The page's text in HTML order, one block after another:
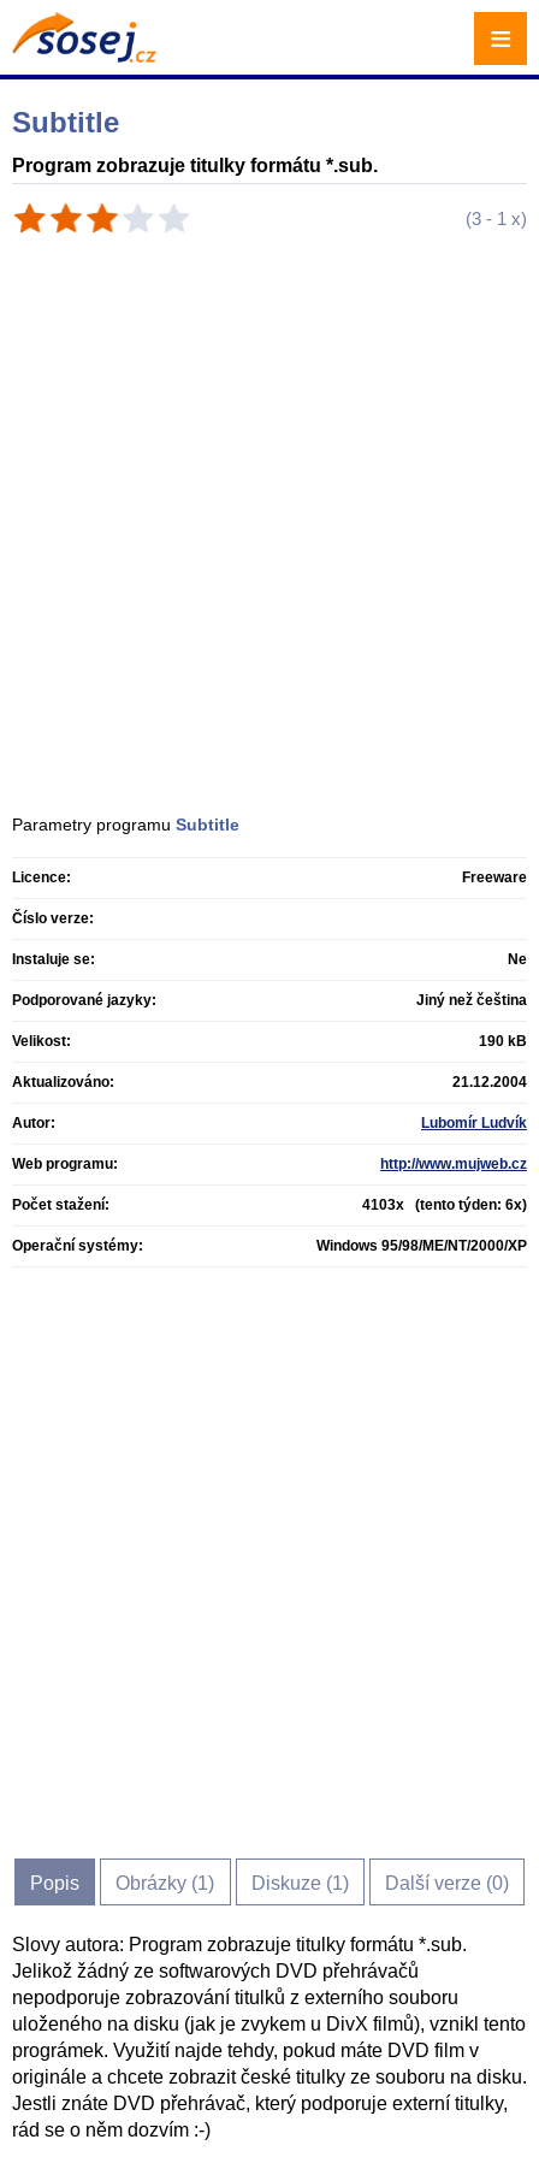
Subtitle
Program zobrazuje titulky formátu *.sub.
(3 - 1 x)
Parametry programu Subtitle
Licence: Freeware
Číslo verze:
Instaluje se: Ne
Podporované jazyky: Jiný než čeština
Velikost: 190 kB
Aktualizováno: 21.12.2004
Autor: Lubomír Ludvík
Web programu: http://www.mujweb.cz
Počet stažení: 4103x (tento týden: 6x)
Operační systémy: Windows 95/98/ME/NT/2000/XP
Popis Obrázky (1) Diskuze (1) Další verze (0)
Slovy autora: Program zobrazuje titulky formátu *.sub.
Jelikož žádný ze softwarových DVD přehrávačů
nepodporuje zobrazování titulků z externího souboru
uloženého na disku (jak je zvykem u DivX filmů), vznikl tento
prográmek. Využití najde tehdy, pokud máte DVD film v
originále a chcete zobrazit české titulky ze souboru na disku.
Jestli znáte DVD přehrávač, který podporuje externí titulky,
rád se o něm dozvím :-)
≡